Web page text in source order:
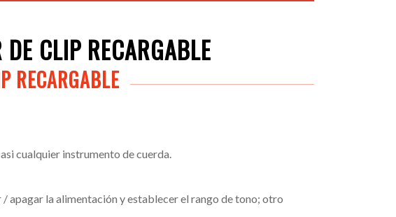
CLIP RECARGABLE
RECARGABLE
cualquier instrumento de cuerda.
apagar la alimentación y establecer el rango de tono; otro